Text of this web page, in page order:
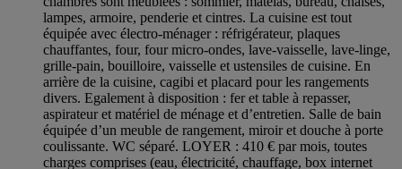
lampes, armoire, penderie et cintres. La cuisine est tout
équipée avec électro-ménager : réfrigérateur, plaques
chauffantes, four, four micro-ondes, lave-vaisselle, lave-linge,
grille-pain, bouilloire, vaisselle et ustensiles de cuisine. En
arrière de la cuisine, cagibi et placard pour les rangements
divers. Egalement à disposition : fer et table à repasser,
aspirateur et matériel de ménage et d’entretien. Salle de bain
équipée d’un meuble de rangement, miroir et douche à porte
coulissante. WC séparé. LOYER : 410 € par mois, toutes
charges comprises (eau, électricité, chauffage, box internet